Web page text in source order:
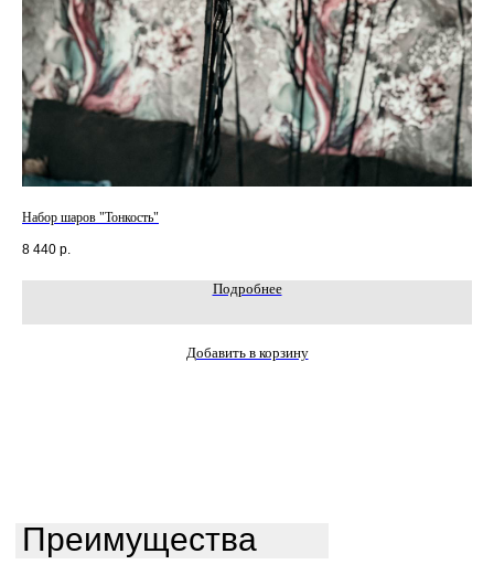
Набор шаров "Тонкость"
8 440 р.
Подробнее
Добавить в корзину
Преимущества